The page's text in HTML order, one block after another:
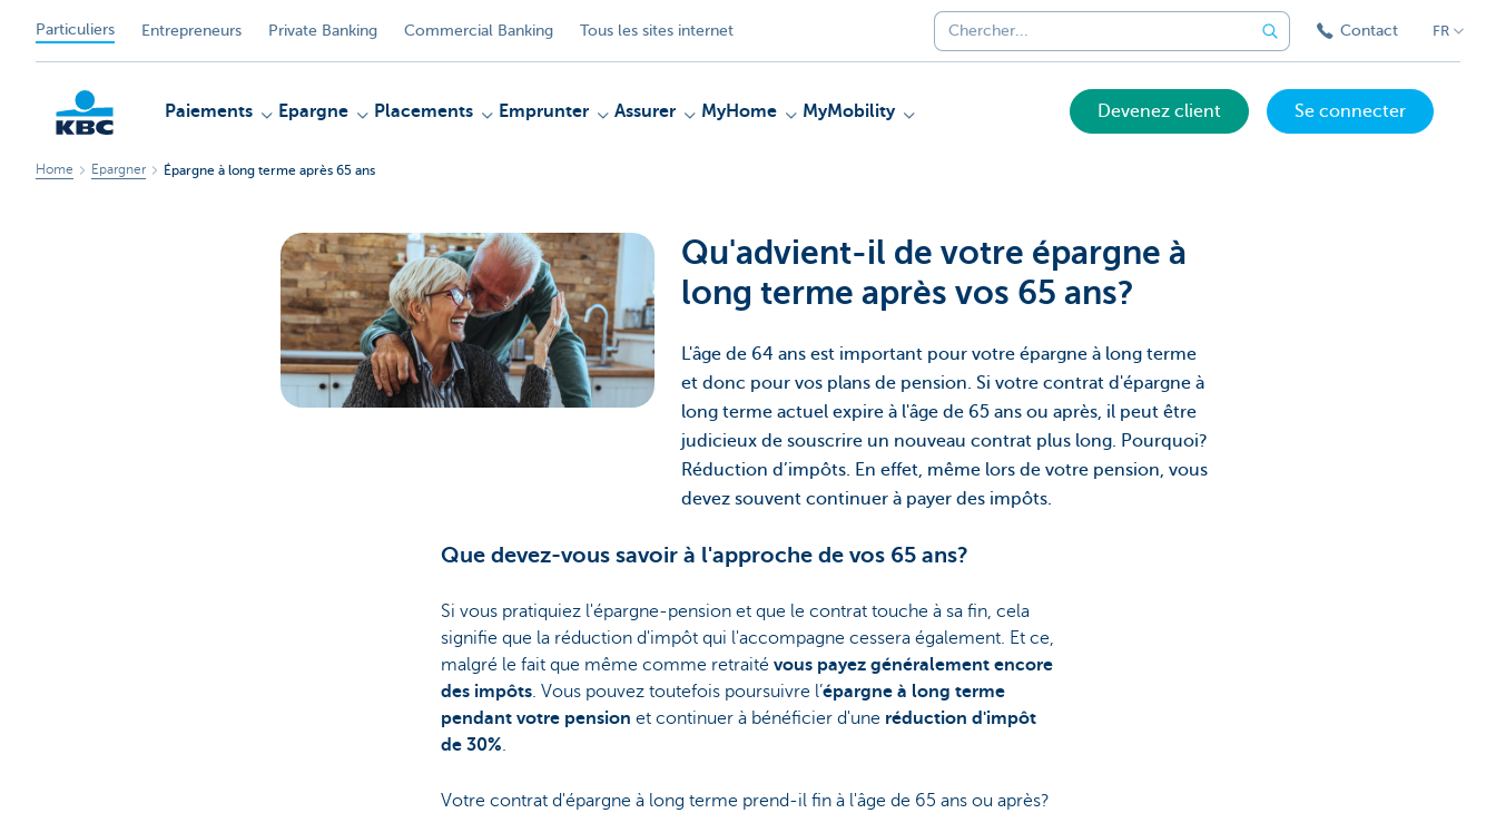
Particuliers Entrepreneurs Private Banking Commercial Banking Tous les sites internet Contact FR
Paiements Epargne Placements Emprunter Assurer MyHome MyMobility Devenez client Se connecter
Home Epargner Épargne à long terme après 65 ans
Qu'advient-il de votre épargne à
long terme après vos 65 ans?
L'âge de 64 ans est important pour votre épargne à long terme
et donc pour vos plans de pension. Si votre contrat d'épargne à
long terme actuel expire à l'âge de 65 ans ou après, il peut être
judicieux de souscrire un nouveau contrat plus long. Pourquoi?
Réduction d’impôts. En effet, même lors de votre pension, vous
devez souvent continuer à payer des impôts.
Que devez-vous savoir à l'approche de vos 65 ans?
Si vous pratiquiez l'épargne-pension et que le contrat touche à sa fin, cela
signifie que la réduction d'impôt qui l'accompagne cessera également. Et ce,
malgré le fait que même comme retraité vous payez généralement encore
des impôts. Vous pouvez toutefois poursuivre l’épargne à long terme
pendant votre pension et continuer à bénéficier d'une réduction d'impôt
de 30%.
Votre contrat d'épargne à long terme prend-il fin à l'âge de 65 ans ou après?